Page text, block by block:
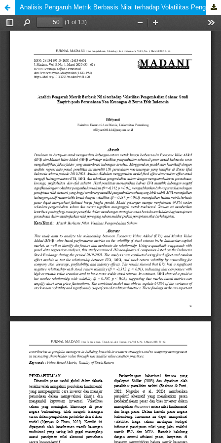
Analisis Pengaruh Metrik Berbasis Nilai terhadap Volatilitas Pengembalian Saham: Studi Empiris pada Perusahaan Non Keuangan di Bursa Efek Indonesia